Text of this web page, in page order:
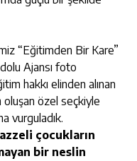
“Eğitimden Bir Kare”
Ajansı foto
hakkı elinden alınan
oluşan özel seçkiyle
vurguladık.
çocukların
bir neslin